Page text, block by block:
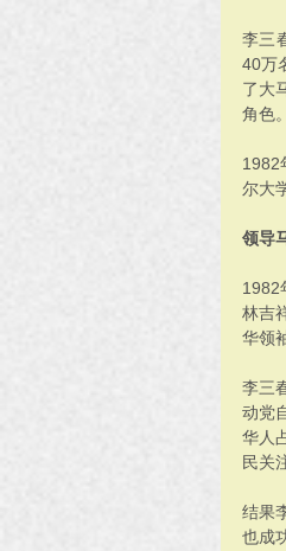
李三
40万
了大
角色。
1982
尔大
领导
1982
林吉
华领
李三
动党
华人
民关
结果
也成